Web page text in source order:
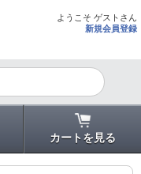
ようこそ ゲストさん
新規会員登録
カートを見る